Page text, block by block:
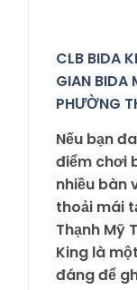
CLB BIDA
GIAN BIDA
PHƯỜNG
Nếu bạn
điểm chơi
nhiều bàn
thoải mái
Thạnh Mỹ
King là
đáng để